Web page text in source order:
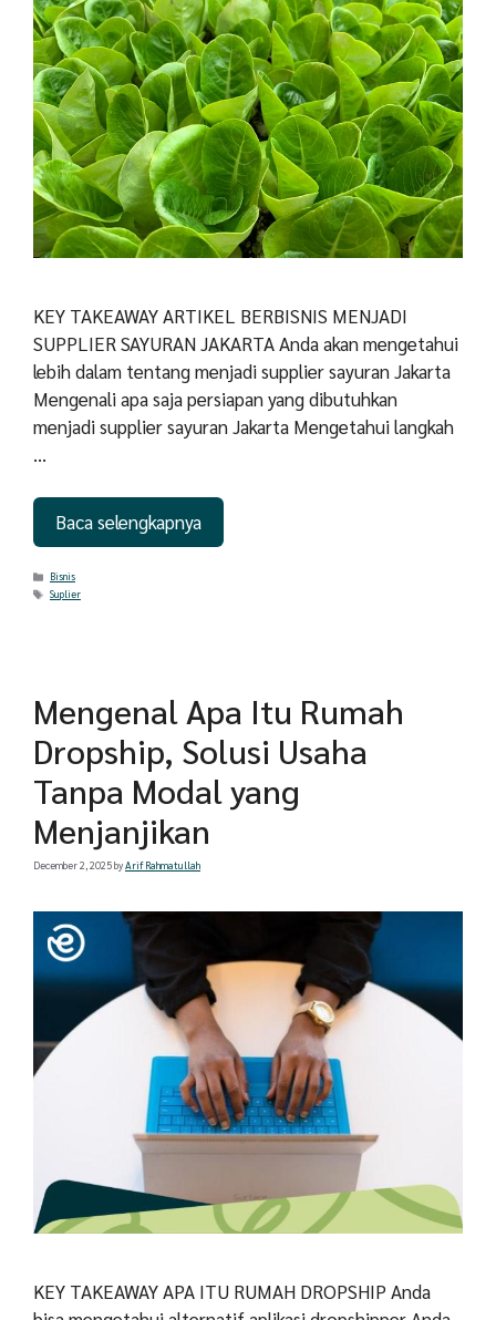
KEY TAKEAWAY ARTIKEL BERBISNIS MENJADI
SUPPLIER SAYURAN JAKARTA Anda akan mengetahui
lebih dalam tentang menjadi supplier sayuran Jakarta
Mengenali apa saja persiapan yang dibutuhkan
menjadi supplier sayuran Jakarta Mengetahui langkah
…
Baca selengkapnya
Categories
Bisnis
Tags
Suplier
Mengenal Apa Itu Rumah
Dropship, Solusi Usaha
Tanpa Modal yang
Menjanjikan
December 2, 2025byArif Rahmatullah
KEY TAKEAWAY APA ITU RUMAH DROPSHIP Anda